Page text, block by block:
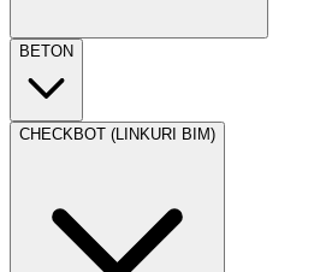
BETON
CHECKBOT (LINKURI BIM)